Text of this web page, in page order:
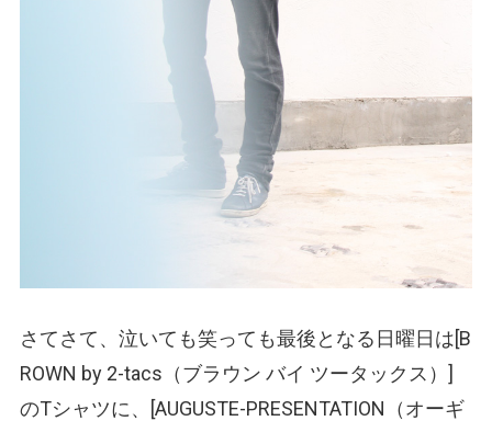
さてさて、泣いても笑っても最後となる日曜日は[B
ROWN by 2-tacs （ブラウン バイ ツータックス） ]
のTシャツに、[AUGUSTE-PRESENTATION （オーギ